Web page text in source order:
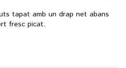
tapat amb un drap net abans
fresc picat.